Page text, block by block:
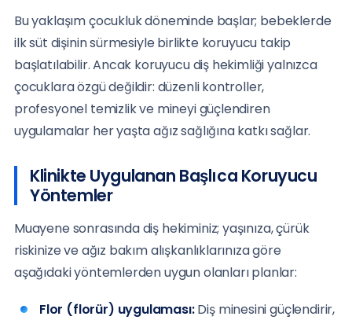
Bu yaklaşım çocukluk döneminde başlar; bebeklerde
ilk süt dişinin sürmesiyle birlikte koruyucu takip
başlatılabilir. Ancak koruyucu diş hekimliği yalnızca
çocuklara özgü değildir: düzenli kontroller,
profesyonel temizlik ve mineyi güçlendiren
uygulamalar her yaşta ağız sağlığına katkı sağlar.
Klinikte Uygulanan Başlıca Koruyucu
Yöntemler
Muayene sonrasında diş hekiminiz; yaşınıza, çürük
riskinize ve ağız bakım alışkanlıklarınıza göre
aşağıdaki yöntemlerden uygun olanları planlar:
Flor (florür) uygulaması:Diş minesini güçlendirir,